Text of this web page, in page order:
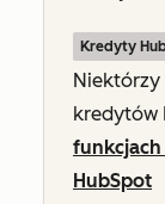
Kredyty
Niektórzy
kredytów
HubSpot